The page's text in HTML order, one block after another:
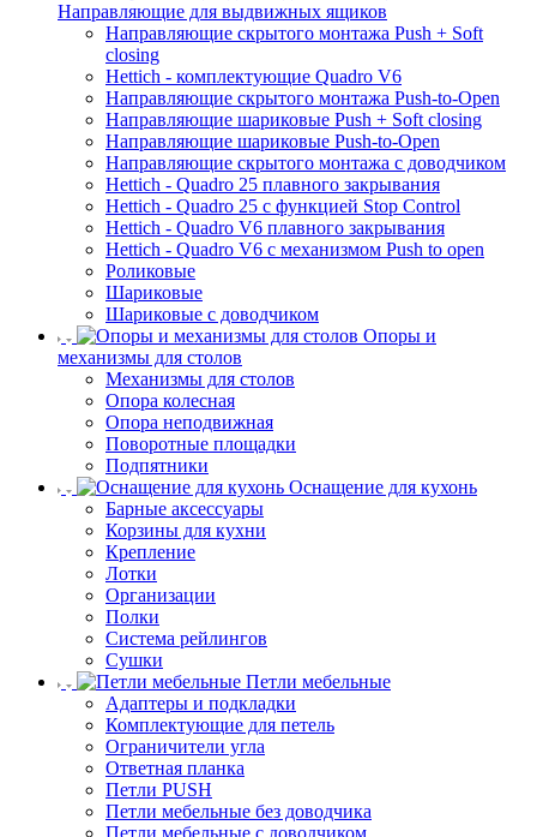
Направляющие для выдвижных ящиков
Направляющие скрытого монтажа Push + Soft
closing
Hettich - комплектующие Quadro V6
Направляющие скрытого монтажа Push-to-Open
Направляющие шариковые Push + Soft closing
Направляющие шариковые Push-to-Open
Направляющие скрытого монтажа с доводчиком
Hettich - Quadro 25 плавного закрывания
Hettich - Quadro 25 с функцией Stop Control
Hettich - Quadro V6 плавного закрывания
Hettich - Quadro V6 с механизмом Push to open
Роликовые
Шариковые
Шариковые с доводчиком
Опоры и
механизмы для столов
Механизмы для столов
Опора колесная
Опора неподвижная
Поворотные площадки
Подпятники
Оснащение для кухонь
Барные аксессуары
Корзины для кухни
Крепление
Лотки
Организации
Полки
Система рейлингов
Сушки
Петли мебельные
Адаптеры и подкладки
Комплектующие для петель
Ограничители угла
Ответная планка
Петли PUSH
Петли мебельные без доводчика
Петли мебельные с доводчиком